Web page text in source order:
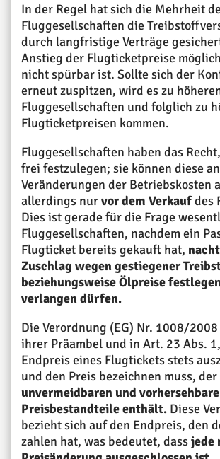
In der Regel hat sich die Mehrheit
Fluggesellschaften die
durch langfristige Verträge
Anstieg der Flugticketpreise
nicht spürbar ist. Sollte sich der
erneut zuspitzen, wird es zu
Fluggesellschaften und folglich zu
Flugticketpreisen kommen.
Fluggesellschaften haben das
frei festzulegen; sie können diese an
Veränderungen der Betriebskosten
allerdings nurvor dem Verkaufdes
Dies ist gerade für die Frage
Fluggesellschaften, nachdem ein
Flugticket bereits gekauft hat,
Zuschlag wegen gestiegener
beziehungsweise Ölpreise
verlangen dürfen.
Die Verordnung (EG) Nr. 1008/
ihrer Präambel und in Art. 23 Abs.
Endpreis eines Flugtickets stets
und den Preis bezeichnen muss, der
unvermeidbaren und
Preisbestandteile enthält. Diese
bezieht sich auf den Endpreis, den
zahlen hat, was bedeutet, dassjede